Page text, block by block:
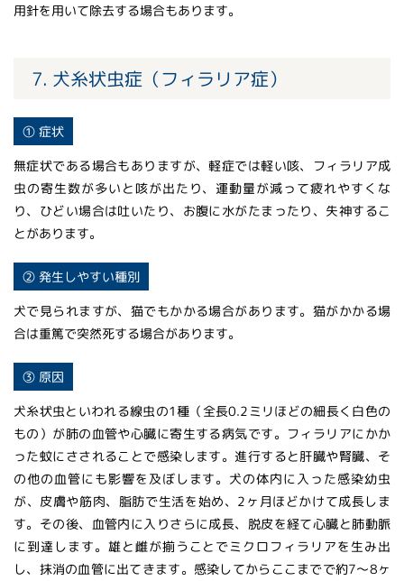
用針を用いて除去する場合もあります。
7. 犬糸状虫症（フィラリア症）
① 症状
無症状である場合もありますが、軽症では軽い咳、フィラリア成
虫の寄生数が多いと咳が出たり、運動量が減って疲れやすくな
り、ひどい場合は吐いたり、お腹に水がたまったり、失神するこ
とがあります。
② 発生しやすい種別
犬で見られますが、猫でもかかる場合があります。猫がかかる場
合は重篤で突然死する場合があります。
③ 原因
犬糸状虫といわれる線虫の1種（全長0.2ミリほどの細長く白色の
もの）が肺の血管や心臓に寄生する病気です。フィラリアにかか
った蚊にさされることで感染します。進行すると肝臓や腎臓、そ
の他の血管にも影響を及ぼします。犬の体内に入った感染幼虫
が、皮膚や筋肉、脂肪で生活を始め、2ヶ月ほどかけて成長しま
す。その後、血管内に入りさらに成長、脱皮を経て心臓と肺動脈
に到達します。雄と雌が揃うことでミクロフィラリアを生み出
し、抹消の血管に出てきます。感染してからここまでで約7～8ヶ